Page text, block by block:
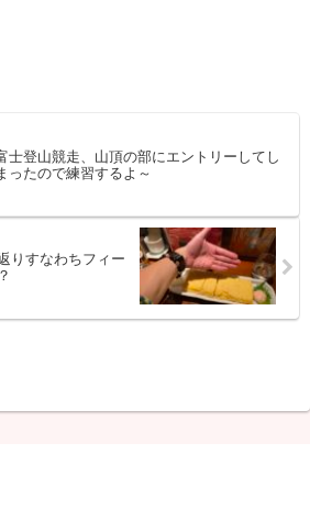
士登山競走、山頂の部にエントリーしてし
ったので練習するよ～
りすなわちフィー